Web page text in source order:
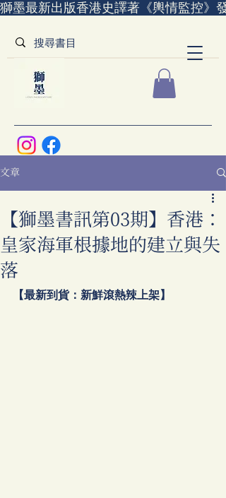
獅墨最新出版香港史譯著《輿情監控》
文章
【獅墨書訊第03期】香港：
皇家海軍根據地的建立與失
落
【最新到貨：新鮮滾熱辣上架】